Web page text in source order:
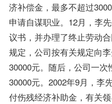
济补偿金，最多不超过
申请自谋职业。12月，李
议书，并办理了终止劳动
规定，公司按有关规定向
30000元。随后，公司一
30000元。2002年9月，李
付伤残经济补助金，有关